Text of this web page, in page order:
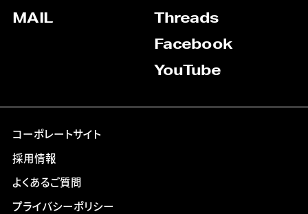
MAIL
Threads
Facebook
YouTube
コーポレートサイト
採用情報
よくあるご質問
プライバシーポリシー